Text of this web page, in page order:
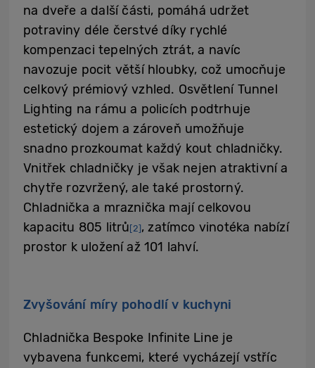
na dveře a další části, pomáhá udržet
potraviny déle čerstvé díky rychlé
kompenzaci tepelných ztrát, a navíc
navozuje pocit větší hloubky, což umocňuje
celkový prémiový vzhled. Osvětlení Tunnel
Lighting na rámu a policích podtrhuje
estetický dojem a zároveň umožňuje
snadno prozkoumat každý kout chladničky.
Vnitřek chladničky je však nejen atraktivní a
chytře rozvržený, ale také prostorný.
Chladnička a mraznička mají celkovou
kapacitu 805 litrů [2], zatímco vinotéka nabízí
prostor k uložení až 101 lahví.
Zvyšování míry pohodlí v kuchyni
Chladnička Bespoke Infinite Line je
vybavena funkcemi, které vycházejí vstříc